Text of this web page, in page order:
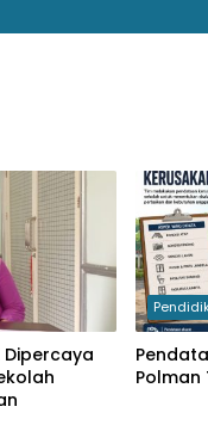
Dipercaya
Polman